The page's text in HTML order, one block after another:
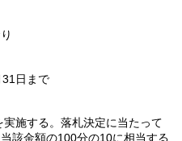
日まで
施する。落札決定に当たって
該金額の100分の10に相当する